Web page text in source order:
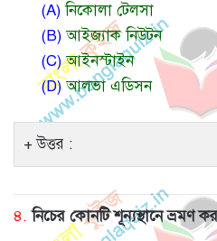
(A)নিকোলা টেলসা
(B)আইজ্যাক নিউটন
(C)আইনস্টাইন
(D)আলভা এডিসন
উত্তর :
৪. নিচের কোনটি শূন্যস্থানে ভ্রমণ